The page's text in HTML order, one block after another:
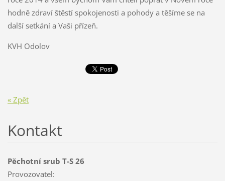
hodně zdraví štěstí spokojenosti a pohody a těšíme se na
další setkání a Vaši přízeň.
KVH Odolov
« Zpět
Kontakt
Pěchotní srub T-S 26
Provozovatel: